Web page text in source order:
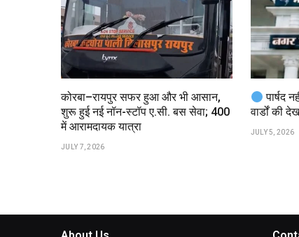
कोरबा–रायपुर सफर हुआ और भी आसान,
शुरू हुई नई नॉन-स्टॉप ए.सी. बस सेवा; ₹400
में आरामदायक यात्रा
JULY 7, 2026
पार्षद
वार्डों की
JULY 5, 2026